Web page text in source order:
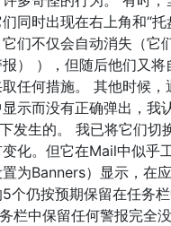
同时出现在右上角和“托
们不仅会自动消失（它
） ），但随后他们又将
任何措施。 其他时候，
示而没有正确弹出，我
发生的。 我已将它们切
化。但它在Mail中似乎
为Banners）显示，在
个仍按预期保留在任务
栏中保留任何警报完全